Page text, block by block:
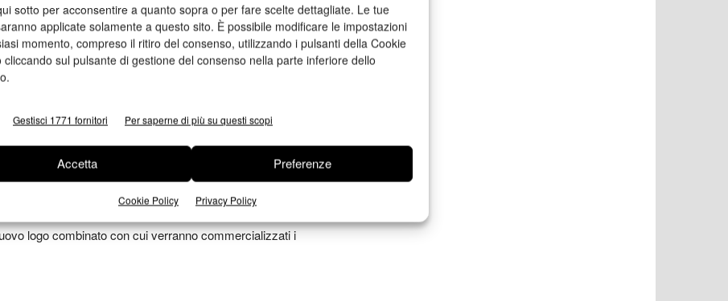
sotto per acconsentire a quanto sopra o per fare scelte dettagliate. Le tue
applicate solamente a questo sito. È possibile modificare le impostazioni
momento, compreso il ritiro del consenso, utilizzando i pulsanti della Cookie
cliccando sul pulsante di gestione del consenso nella parte inferiore dello
Gestisci 1771 fornitori Per saperne di più su questi scopi
Accetta Preferenze
Cookie Policy Privacy Policy
il proprio business e integrare all’interno dei propri
esternalizzate. L’alta qualità e l’elevata precisione di
differenziazione e consentono agli stampatori di ridurre gli
la produttività.
beneficio per i clienti e le parti interessate”, ha
Global Business. “I nostri clienti d’ora in avanti
legati alla nobilitazione digitale da un’unica fonte.
un ampio team di consulenti, siamo in grado di
su misura per i nostri clienti. L’avvicinamento ulteriore di
logo combinato con cui verranno commercializzati i